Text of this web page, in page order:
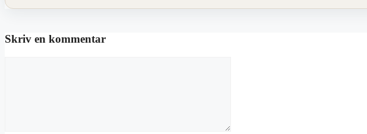
Skriv en kommentar